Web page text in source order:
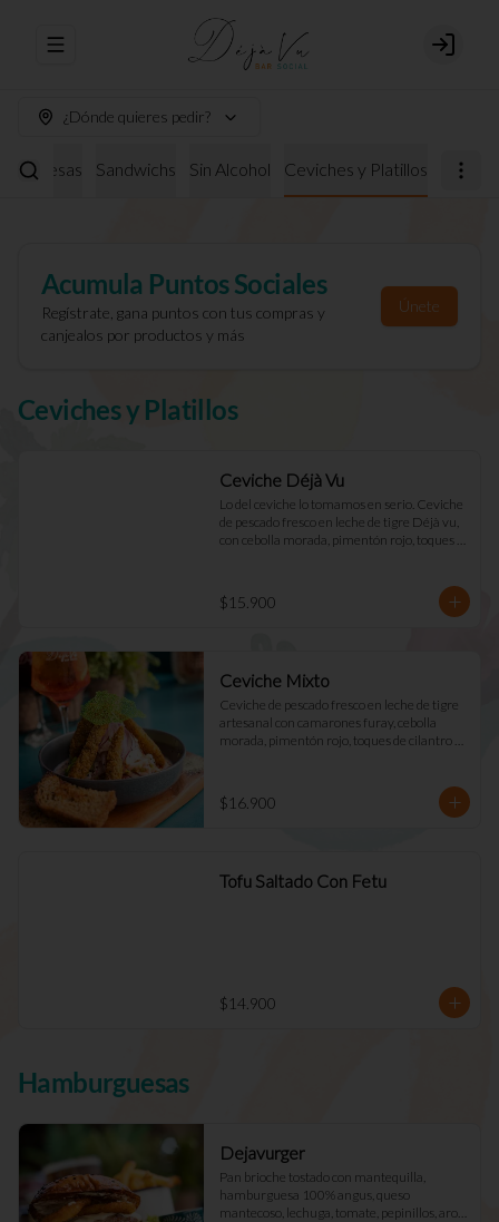
Abrir menu de navegación Login
¿Dónde quieres pedir?
Sandwichs Sin Alcohol Ceviches y Platillos
Acumula Puntos Sociales
Regístrate, gana puntos con tus compras y
canjealos por productos y más
Únete
Ceviches y Platillos
Ceviche Déjà Vu
Lo del ceviche lo tomamos en serio. Ceviche
de pescado fresco en leche de tigre Déjà vu,
con cebolla morada, pimentón rojo, toques
$15.900
Ceviche Mixto
Ceviche de pescado fresco en leche de tigre
artesanal con camarones furay, cebolla
morada, pimentón rojo, toques de cilantro y
$16.900
Tofu Saltado Con Fetu
$14.900
Hamburguesas
Dejavurger
Pan brioche tostado con mantequilla,
hamburguesa 100% angus, queso
mantecoso, lechuga, tomate, pepinillos, aros